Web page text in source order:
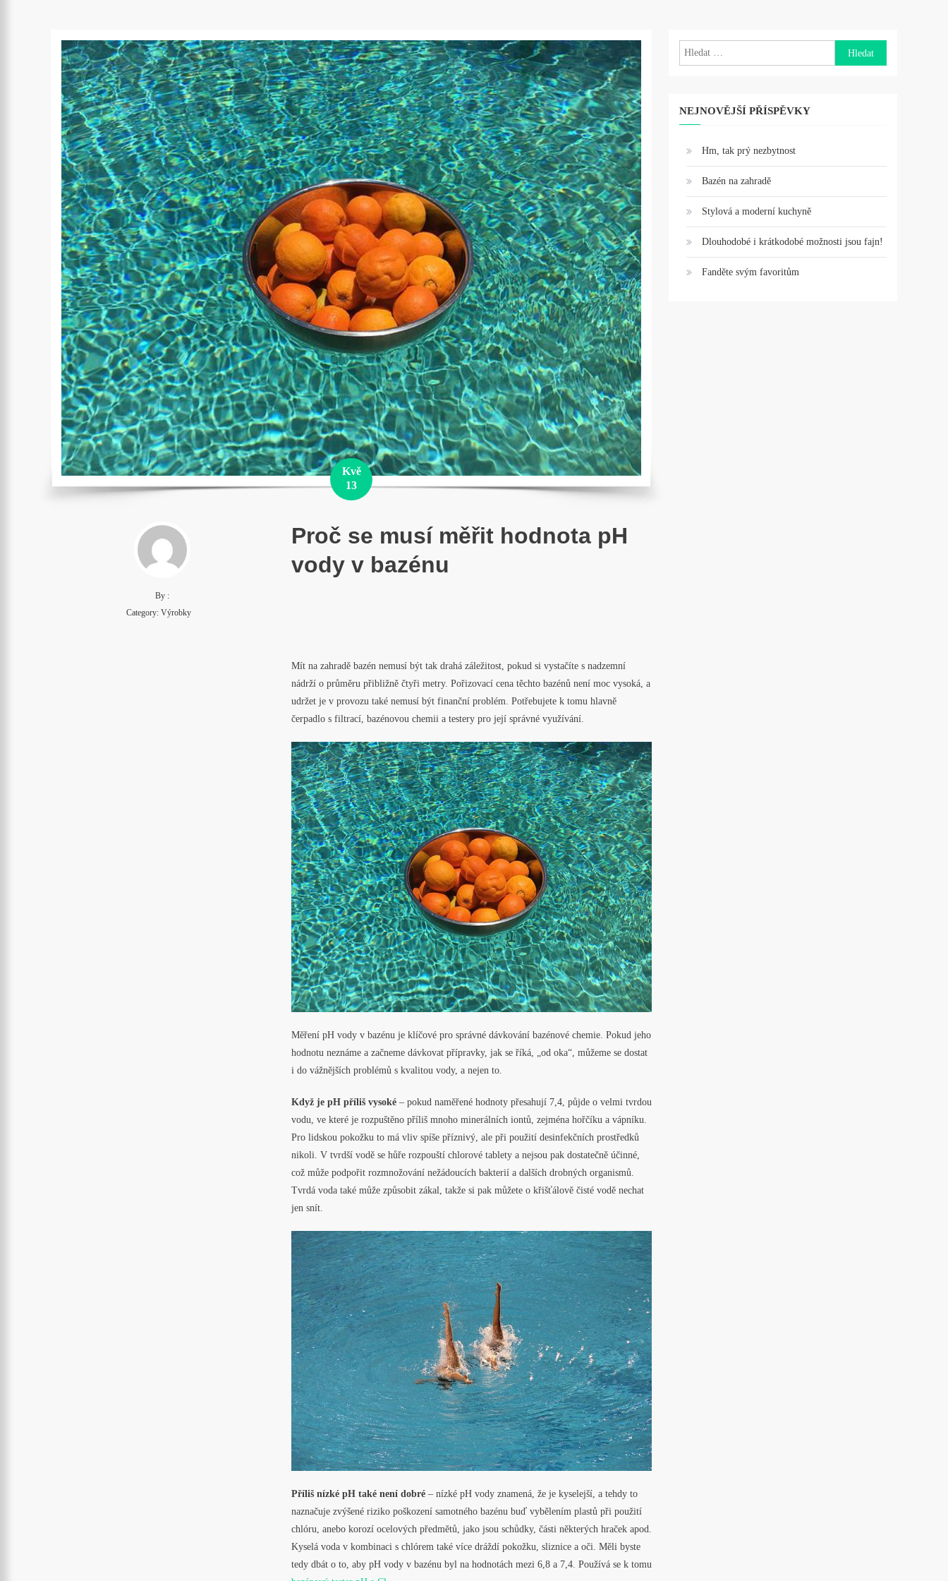
Kvě
13
Proč se musí měřit hodnota pH
vody v bazénu
Mít na zahradě bazén nemusí být tak drahá záležitost, pokud si vystačíte s nadzemní
nádrží o průměru přibližně čtyři metry. Pořizovací cena těchto bazénů není moc vysoká, a
udržet je v provozu také nemusí být finanční problém. Potřebujete k tomu hlavně
čerpadlo s filtrací, bazénovou chemii a testery pro její správné využívání.
Měření pH vody v bazénu je klíčové pro správné dávkování bazénové chemie. Pokud jeho
hodnotu neznáme a začneme dávkovat přípravky, jak se říká, „od oka“, můžeme se dostat
i do vážnějších problémů s kvalitou vody, a nejen to.
Když je pH příliš vysoké– pokud naměřené hodnoty přesahují 7,4, půjde o velmi tvrdou
vodu, ve které je rozpuštěno příliš mnoho minerálních iontů, zejména hořčíku a vápníku.
Pro lidskou pokožku to má vliv spíše příznivý, ale při použití desinfekčních prostředků
nikoli. V tvrdší vodě se hůře rozpouští chlorové tablety a nejsou pak dostatečně účinné,
což může podpořit rozmnožování nežádoucích bakterií a dalších drobných organismů.
Tvrdá voda také může způsobit zákal, takže si pak můžete o křišťálově čisté vodě nechat
jen snít.
Příliš nízké pH také není dobré– nízké pH vody znamená, že je kyselejší, a tehdy to
naznačuje zvýšené riziko poškození samotného bazénu buď vybělením plastů při použití
chlóru, anebo korozí ocelových předmětů, jako jsou schůdky, části některých hraček apod.
Kyselá voda v kombinaci s chlórem také více dráždí pokožku, sliznice a oči. Měli byste
tedy dbát o to, aby pH vody v bazénu byl na hodnotách mezi 6,8 a 7,4. Používá se k tomu
By :
Category: Výrobky
Vyhledávání
NEJNOVĚJŠÍ PŘÍSPĚVKY
Hm, tak prý nezbytnost
Bazén na zahradě
Stylová a moderní kuchyně
Dlouhodobé i krátkodobé možnosti jsou fajn!
Fanděte svým favoritům